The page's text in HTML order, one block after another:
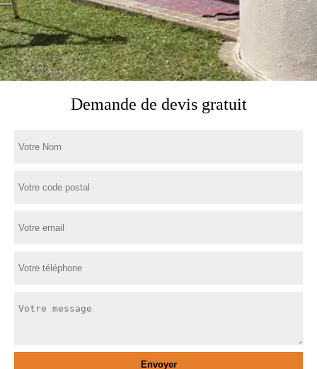
Demande de devis gratuit